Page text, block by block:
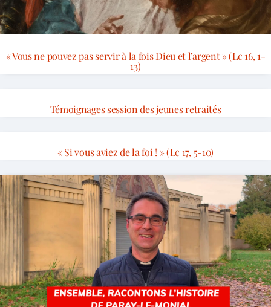
« Vous ne pouvez pas servir à la fois Dieu et l’argent » (Lc 16, 1-
13)
Témoignages session des jeunes retraités
« Si vous aviez de la foi ! » (Lc 17, 5-10)